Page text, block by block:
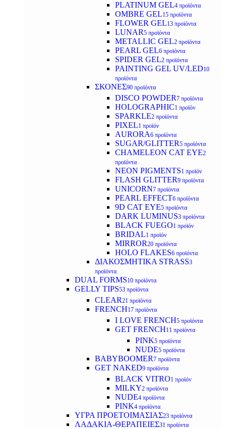
PLATINUM GEL4 προϊόντα
OMBRE GEL15 προϊόντα
FLOWER GEL13 προϊόντα
LUNAR5 προϊόντα
METALLIC GEL2 προϊόντα
PEARL GEL6 προϊόντα
SPIDER GEL2 προϊόντα
PAINTING GEL UV/LED10
προϊόντα
ΣΚΟΝΕΣ90 προϊόντα
DISCO POWDER7 προϊόντα
HOLOGRAPHIC1 προϊόν
SPARKLE2 προϊόντα
PIXEL1 προϊόν
AURORA6 προϊόντα
SUGAR/GLITTER5 προϊόντα
CHAMELEON CAT EYE2
προϊόντα
NEON PIGMENTS1 προϊόν
FLASH GLITTER9 προϊόντα
UNICORN7 προϊόντα
PEARL EFFECT6 προϊόντα
9D CAT EYE5 προϊόντα
DARK LUMINUS3 προϊόντα
BLACK FUEGO1 προϊόν
BRIDAL1 προϊόν
MIRROR20 προϊόντα
HOLO FLAKES6 προϊόντα
ΔΙΑΚΟΣΜΗΤΙΚΑ STRASS3
προϊόντα
DUAL FORMS10 προϊόντα
GELLY TIPS53 προϊόντα
CLEAR21 προϊόντα
FRENCH17 προϊόντα
I LOVE FRENCH5 προϊόντα
GET FRENCH11 προϊόντα
PINK5 προϊόντα
NUDE5 προϊόντα
BABYBOOMER7 προϊόντα
GET NAKED9 προϊόντα
BLACK VITRO1 προϊόν
MILKY2 προϊόντα
NUDE4 προϊόντα
PINK4 προϊόντα
ΥΓΡΑ ΠΡΟΕΤΟΙΜΑΣΙΑΣ23 προϊόντα
ΛΑΔΑΚΙΑ-ΘΕΡΑΠΕΙΕΣ31 προϊόντα